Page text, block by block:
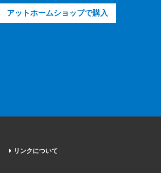
アットホームショップで購入
リンクについて